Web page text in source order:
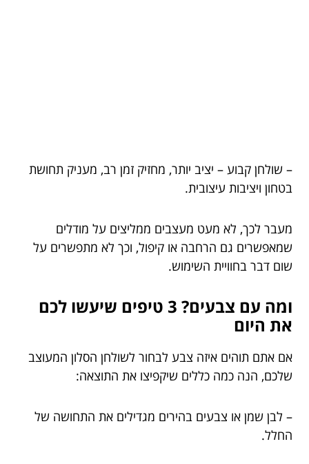
– שולחן קבוע – יציב יותר, מחזיק זמן רב, מעניק תחושת
בטחון ויציבות עיצובית.
מעבר לכך, לא מעט מעצבים ממליצים על מודלים
שמאפשרים גם הרחבה או קיפול, וכך לא מתפשרים על
שום דבר בחוויית השימוש.
ומה עם צבעים? 3 טיפים שיעשו לכם
את היום
אם אתם תוהים איזה צבע לבחור לשולחן הסלון המעוצב
שלכם, הנה כמה כללים שיקפיצו את התוצאה:
– לבן שמן או צבעים בהירים מגדילים את התחושה של
החלל.